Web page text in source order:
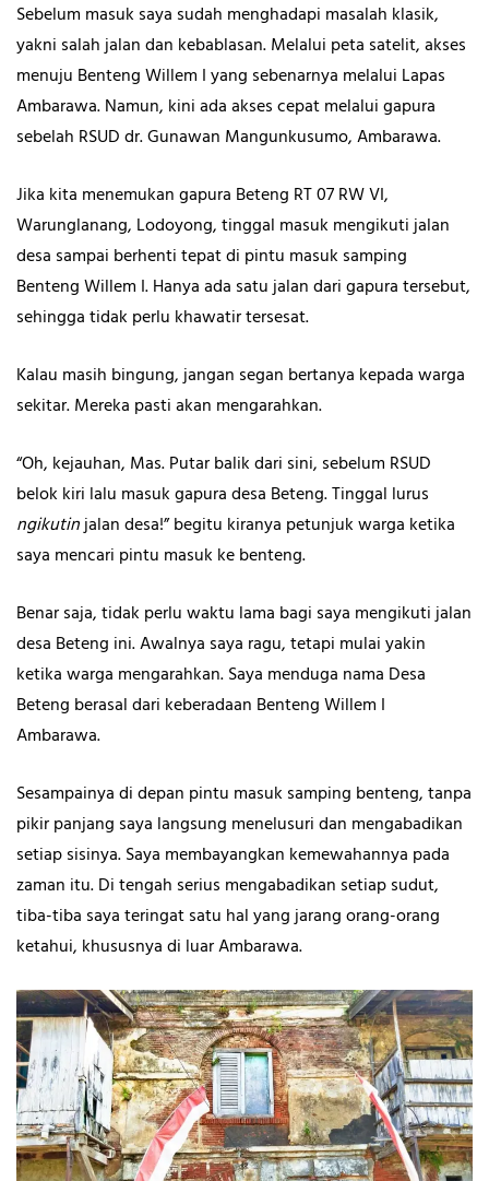
Sebelum masuk saya sudah menghadapi masalah klasik,
yakni salah jalan dan kebablasan. Melalui peta satelit, akses
menuju Benteng Willem I yang sebenarnya melalui Lapas
Ambarawa. Namun, kini ada akses cepat melalui gapura
sebelah RSUD dr. Gunawan Mangunkusumo, Ambarawa.
Jika kita menemukan gapura Beteng RT 07 RW VI,
Warunglanang, Lodoyong, tinggal masuk mengikuti jalan
desa sampai berhenti tepat di pintu masuk samping
Benteng Willem I. Hanya ada satu jalan dari gapura tersebut,
sehingga tidak perlu khawatir tersesat.
Kalau masih bingung, jangan segan bertanya kepada warga
sekitar. Mereka pasti akan mengarahkan.
“Oh, kejauhan, Mas. Putar balik dari sini, sebelum RSUD
belok kiri lalu masuk gapura desa Beteng. Tinggal lurus
ngikutinjalan desa!” begitu kiranya petunjuk warga ketika
saya mencari pintu masuk ke benteng.
Benar saja, tidak perlu waktu lama bagi saya mengikuti jalan
desa Beteng ini. Awalnya saya ragu, tetapi mulai yakin
ketika warga mengarahkan. Saya menduga nama Desa
Beteng berasal dari keberadaan Benteng Willem I
Ambarawa.
Sesampainya di depan pintu masuk samping benteng, tanpa
pikir panjang saya langsung menelusuri dan mengabadikan
setiap sisinya. Saya membayangkan kemewahannya pada
zaman itu. Di tengah serius mengabadikan setiap sudut,
tiba-tiba saya teringat satu hal yang jarang orang-orang
ketahui, khususnya di luar Ambarawa.